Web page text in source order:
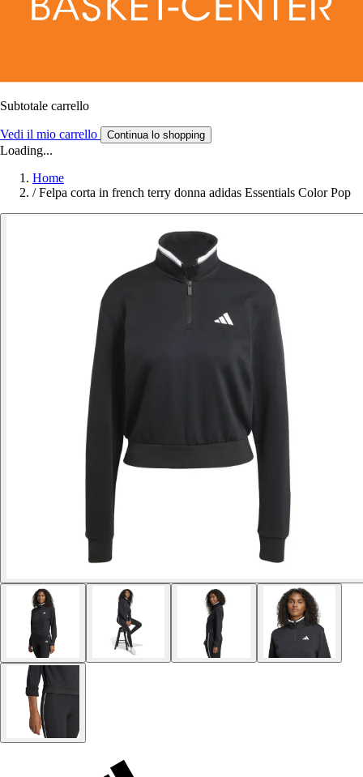
Subtotale carrello
Vedi il mio carrello Continua lo shopping
Loading...
Home
/ Felpa corta in french terry donna adidas Essentials Color Pop